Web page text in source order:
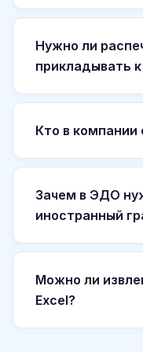
Нужно ли
прикладывать
Кто в
Зачем в ЭДО
иностранный
Можно ли
Excel?